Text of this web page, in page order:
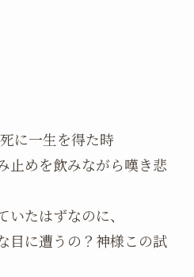
に一生を得た時
止めを飲みながら嘆き悲
たはずなのに、
に遭うの？神様この試